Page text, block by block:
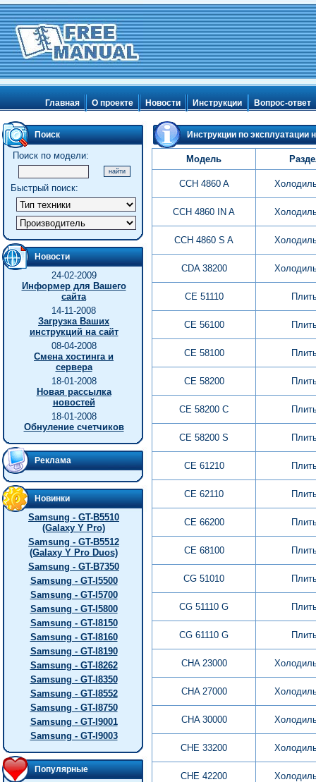
Главная О проекте Новости Инструкции Вопрос-ответ
Поиск
Поиск по модели:
Быстрый поиск:
Новости
24-02-2009
Информер для Вашего
сайта
14-11-2008
Загрузка Ваших
инструкций на сайт
08-04-2008
Смена хостинга и
сервера
18-01-2008
Новая рассылка
новостей
18-01-2008
Обнуление счетчиков
Реклама
Новинки
Samsung - GT-B5510
(Galaxy Y Pro)
Samsung - GT-B5512
(Galaxy Y Pro Duos)
Samsung - GT-B7350
Samsung - GT-I5500
Samsung - GT-I5700
Samsung - GT-I5800
Samsung - GT-I8150
Samsung - GT-I8160
Samsung - GT-I8190
Samsung - GT-I8262
Samsung - GT-I8350
Samsung - GT-I8552
Samsung - GT-I8750
Samsung - GT-I9001
Samsung - GT-I9003
Популярные
Инструкции по эксплуатации
Модель
CCH 4860 A
CCH 4860 IN A
CCH 4860 S A
CDA 38200
CE 51110
CE 56100
CE 58100
CE 58200
CE 58200 C
CE 58200 S
CE 61210
CE 62110
CE 66200
CE 68100
CG 51010
CG 51110 G
CG 61110 G
CHA 23000
CHA 27000
CHA 30000
CHE 33200
CHE 42200